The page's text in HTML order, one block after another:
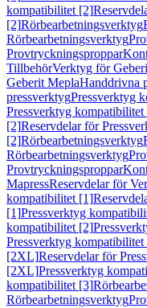
kompatibilitet [2]
[2]Rörbearbetningsverktyg
Rörbearbetningsverktyg
Provtryckningsproppar
TillbehörVerktyg för
Geberit MeplaHanddrivna
pressverktygPressverktyg
Pressverktyg
[2]Reservdelar för
[2]Rörbearbetningsverktyg
Rörbearbetningsverktyg
Provtryckningsproppar
MapressReservdelar för
kompatibilitet [1]
[1]Pressverktyg
kompatibilitet [2]
Pressverktyg
[2XL]Reservdelar för
[2XL]Pressverktyg
kompatibilitet [3]
Rörbearbetningsverktyg